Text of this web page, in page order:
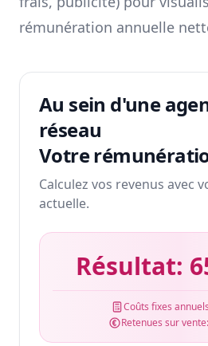
rémunération annuelle
Au sein d'une
réseau
Votre
Calculez vos revenus avec
actuelle.
Résultat:
Coûts fixes
Retenues sur vente: